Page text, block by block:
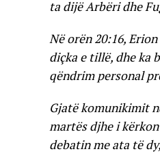
ta dijë Arbëri dhe
Në orën 20:16,
diçka e tillë, dhe ka
qëndrim personal
Gjatë komunikimit
martës djhe i
debatin me ata të